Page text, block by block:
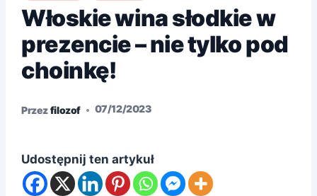
Włoskie wina słodkie w
prezencie – nie tylko pod
choinkę!
Przezfilozof 07/12/2023
Udostępnij ten artykuł